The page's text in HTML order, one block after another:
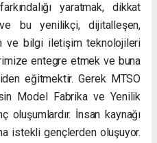
yaratmak, dikkat
bu yenilikçi, dijitalleşen,
ve bilgi iletişim teknolojileri
entegre etmek ve buna
eğitmektir. Gerek MTSO
Model Fabrika ve Yenilik
İnsan kaynağı
istekli gençlerden oluşuyor.